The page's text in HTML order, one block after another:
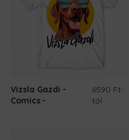
Vizsla Gazdi -
Comics
6590 Ft-
tól